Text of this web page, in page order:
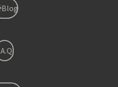
Blog